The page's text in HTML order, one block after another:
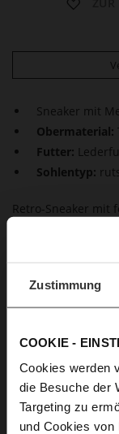
Zustimmung
COOKIE -
Cookies werden
die Besuche der
Targeting zu
und Cookies von
Sneaker mit
Obermaterial:
Futter:
Sohlentyp:
Retro-Sneaker mit
des Högl
transparente,
punktet auch mit
unserer
Details